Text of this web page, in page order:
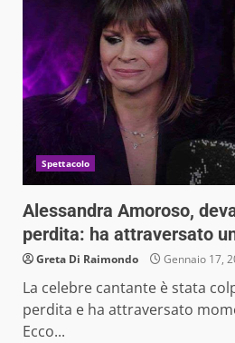
Spettacolo
Alessandra Amoroso,
perdita: ha attraversato
Greta Di Raimondo Gennaio 17,
La celebre cantante è stata
perdita e ha attraversato
Ecco...